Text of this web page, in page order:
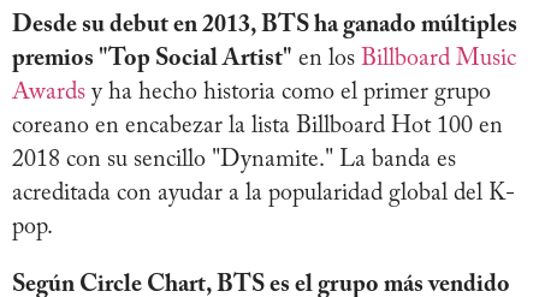
Desde su debut en 2013, BTS ha ganado múltiples
premios "Top Social Artist" en los Billboard Music
Awards y ha hecho historia como el primer grupo
coreano en encabezar la lista Billboard Hot 100 en
2018 con su sencillo "Dynamite." La banda es
acreditada con ayudar a la popularidad global del K-
pop.
Según Circle Chart, BTS es el grupo más vendido